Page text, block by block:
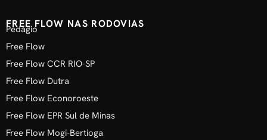
FREE FLOW NAS RODOVIAS
Pedágio
Free Flow
Free Flow CCR RIO-SP
Free Flow Dutra
Free Flow Econoroeste
Free Flow EPR Sul de Minas
Free Flow Mogi-Bertioga